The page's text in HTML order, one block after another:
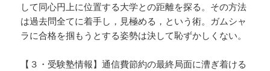
して同心円上に位置する大学との距離を探る。その方法
は過去問全てに着手し，見極める，という術。ガムシャ
ラに合格を掴もうとする姿勢は決して恥ずかしくない。
【３・受験塾情報】通信費節約の最終局面に漕ぎ着ける